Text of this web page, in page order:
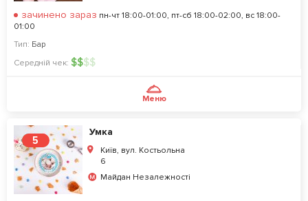
зачинено зараз пн-чт 18:00-01:00, пт-сб 18:00-02:00, вс 18:00-
01:00
Тип: Бар
Середній чек: $$$$
Меню
5
Умка
Київ, вул. Костьольна
6
Майдан Незалежності